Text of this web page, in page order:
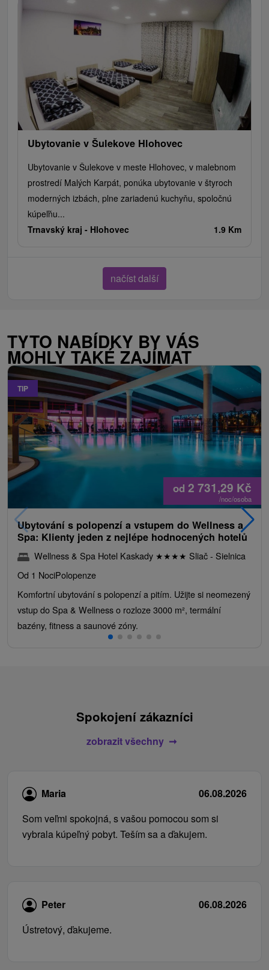
Ubytovanie v Šulekove Hlohovec
Ubytovanie v Šulekove v meste Hlohovec, v malebnom
prostredí Malých Karpát, ponúka ubytovanie v štyroch
moderných izbách, plne zariadenú kuchyňu, spoločnú
kúpeľňu...
Trnavský kraj - Hlohovec 1.9 Km
načíst další
TYTO NABÍDKY BY VÁS
MOHLY TAKÉ ZAJÍMAT
TIP
od 2 731,29 Kč
/noc/osoba
Ubytování s polopenzí a vstupem do Wellness a
Spa: Klienty jeden z nejlépe hodnocených hotelů
Wellness & Spa Hotel Kaskady ★★★★ Sliač - Sielnica
Od 1 NociPolopenze
Komfortní ubytování s polopenzí a pitím. Užijte si neomezený
vstup do Spa & Wellness o rozloze 3000 m², termální
bazény, fitness a saunové zóny.
Spokojení zákazníci
zobrazit všechny
Maria
06.08.2026
Som veľmi spokojná, s vašou pomocou som si
vybrala kúpeľný pobyt. Teším sa a ďakujem.
Peter
06.08.2026
Ústretový, ďakujeme.